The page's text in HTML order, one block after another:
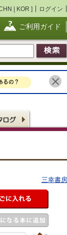
| KOR ] ログイン
ご利用ガイド
三幸書房